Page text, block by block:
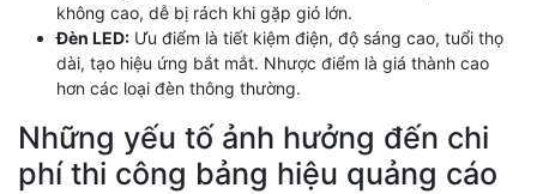
không cao, dễ bị rách khi gặp gió lớn.
Đèn LED: Ưu điểm là tiết kiệm điện, độ sáng cao, tuổi thọ
dài, tạo hiệu ứng bắt mắt. Nhược điểm là giá thành cao
hơn các loại đèn thông thường.
Những yếu tố ảnh hưởng đến chi
phí thi công bảng hiệu quảng cáo